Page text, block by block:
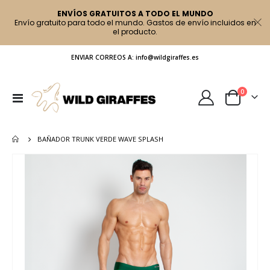
ENVÍOS GRATUITOS A TODO EL MUNDO
Envío gratuito para todo el mundo. Gastos de envío incluidos en
el producto.
ENVIAR CORREOS A: info@wildgiraffes.es
Toggle
Nav
Cart
0artículos
BAÑADOR TRUNK VERDE WAVE SPLASH